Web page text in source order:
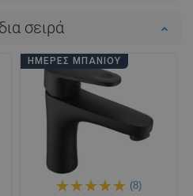
σειρά
ΗΜΈΡΕΣ ΜΠΆΝΙΟΥ
(8)